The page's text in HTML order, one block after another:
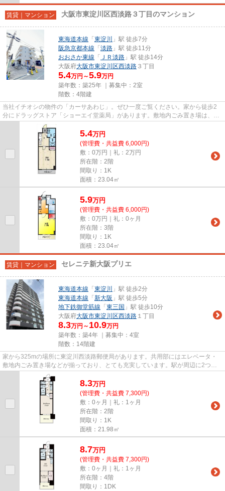
賃貸｜マンション 大阪市東淀川区西淡路３丁目のマンション
東海道本線 「 東淀川
」駅 徒歩7分
阪急京都本線 「 淡路 」駅 徒歩11分
おおさか東線 「 ＪＲ淡路 」駅 徒歩14分
大阪府大阪市東淀川区西淡路 ３丁目
5.4万円～5.9万円
築年数：築25年 ｜募集中： 2室
階数：4階建
当社イチオシの物件の「カーサあわじ」。ぜひ一度ご覧ください。家から徒歩2
分にドラッグストア「ショーエイ堂薬局」があります。敷地内ごみ置き場は、簡
単にごみ捨てができるのが魅力...
5.4万円
(管理費・共益費 6,000円)
敷：0万円｜礼：2万円
所在階：2階
間取り：1K
面積：23.04㎡
5.9万円
(管理費・共益費 6,000円)
敷：0万円｜礼：0ヶ月
所在階：3階
間取り：1K
面積：23.04㎡
賃貸｜マンション セレニテ新大阪プリエ
東海道本線 「 東淀川
」駅 徒歩2分
東海道本線 「 新大阪 」駅 徒歩5分
地下鉄御堂筋線 「 東三国 」駅 徒歩10分
大阪府大阪市東淀川区西淡路 １丁目
8.3万円～ 10.9万円
築年数：築4年 ｜募集中： 4室
階数：14階建
家から325mの場所に東淀川西淡路郵便局があります。共用部にはエレベータ・
敷地内ごみ置き場などが揃っており、とても充実しています。駅が周辺に2つあ
るので行動範囲が広がります。高...
8.3万円
(管理費・共益費 7,300円)
敷：0ヶ月｜礼：1ヶ月
所在階：2階
間取り：1K
面積：21.98㎡
8.7万円
(管理費・共益費 7,300円)
敷：0ヶ月｜礼：1ヶ月
所在階：4階
間取り：1DK